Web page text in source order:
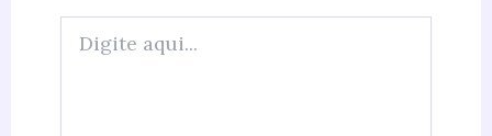
aqui...